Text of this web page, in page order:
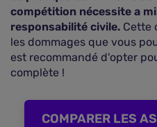
compétition nécessite a
responsabilité civile. Cette
les dommages que vous
est recommandé d'opter
complète !
COMPARER LES